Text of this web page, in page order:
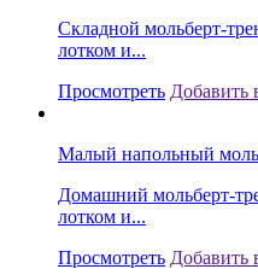
Складной мольберт-
лотком и...
Просмотреть Добавить
Малый напольный
Домашний мольберт-
лотком и...
Просмотреть Добавить